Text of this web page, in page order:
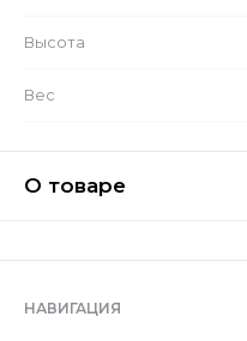
Высота
Вес
О товаре
НАВИГАЦИЯ